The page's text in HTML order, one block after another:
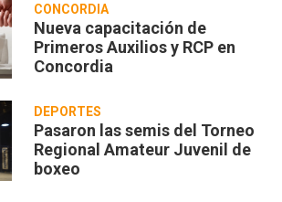
CONCORDIA
Nueva capacitación de
Primeros Auxilios y RCP en
Concordia
DEPORTES
Pasaron las semis del Torneo
Regional Amateur Juvenil de
boxeo